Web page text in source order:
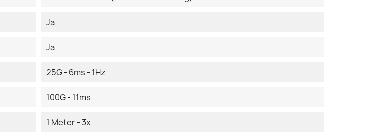
Ja
Ja
25G - 6ms - 1Hz
100G - 11ms
1 Meter - 3x